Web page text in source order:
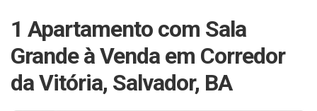
1 Apartamento com Sala
Grande à Venda em Corredor
da Vitória, Salvador, BA